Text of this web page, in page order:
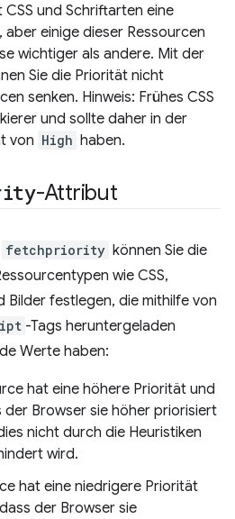
und Schriftarten eine
aber einige dieser Ressourcen
wichtiger als andere. Mit der
Sie die Priorität nicht
senken. Hinweis: Frühes CSS
und sollte daher in der
von High haben.
-Attribut
fetchpriority können Sie die
wie CSS,
Bilder festlegen, die mithilfe von
-Tags heruntergeladen
Werte haben:
hat eine höhere Priorität und
der Browser sie höher priorisiert
nicht durch die Heuristiken
wird.
hat eine niedrigere Priorität
der Browser sie